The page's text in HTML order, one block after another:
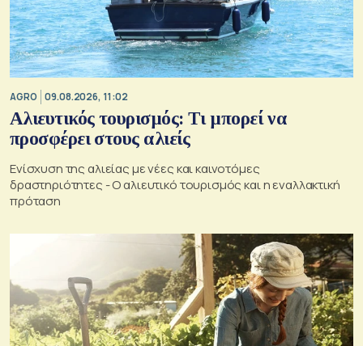
AGRO 09.08.2026, 11:02
Αλιευτικός τουρισμός: Τι μπορεί να
προσφέρει στους αλιείς
Ενίσχυση της αλιείας με νέες και καινοτόμες
δραστηριότητες - Ο αλιευτικό τουρισμός και η εναλλακτική
πρόταση